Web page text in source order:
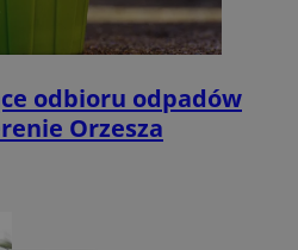
odbioru odpadów
Orzesza